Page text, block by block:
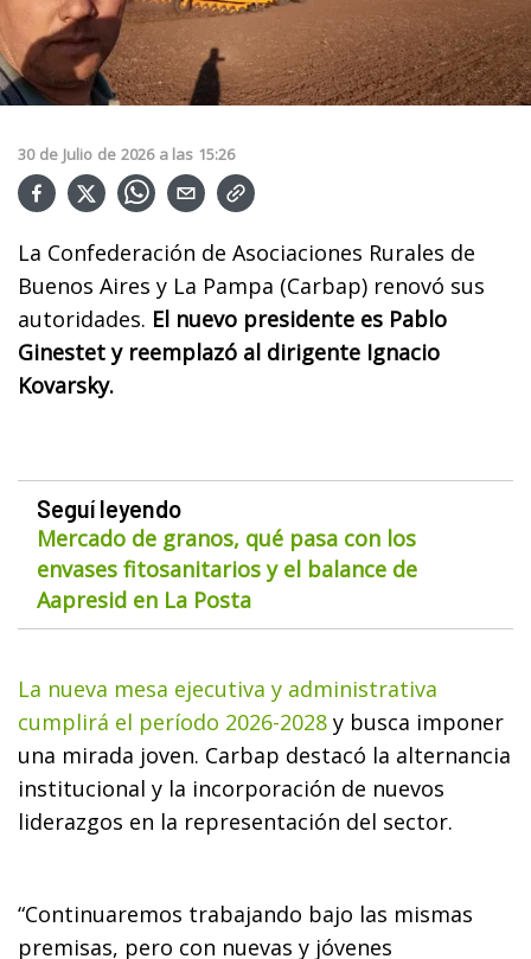
30 de Julio de 2026 a las 15:26
La Confederación de Asociaciones Rurales de
Buenos Aires y La Pampa (Carbap) renovó sus
autoridades. El nuevo presidente es Pablo
Ginestet y reemplazó al dirigente Ignacio
Kovarsky.
Seguí leyendo
Mercado de granos, qué pasa con los
envases fitosanitarios y el balance de
Aapresid en La Posta
La nueva mesa ejecutiva y administrativa
cumplirá el período 2026-2028 y busca imponer
una mirada joven. Carbap destacó la alternancia
institucional y la incorporación de nuevos
liderazgos en la representación del sector.
“Continuaremos trabajando bajo las mismas
premisas, pero con nuevas y jóvenes